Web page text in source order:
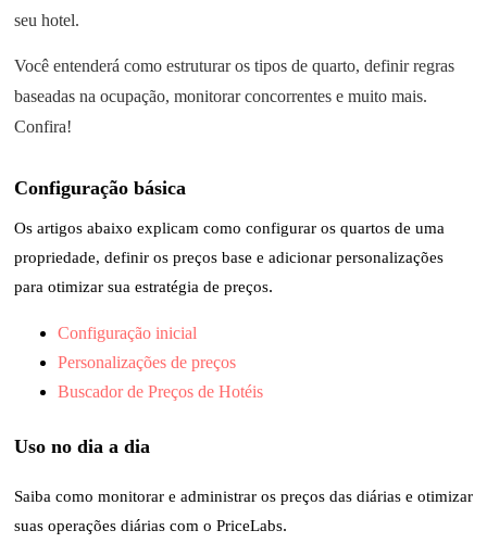
seu hotel.
Você entenderá como estruturar os tipos de quarto, definir regras
baseadas na ocupação, monitorar concorrentes e muito mais.
Confira!
Configuração básica
Os artigos abaixo explicam como configurar os quartos de uma
propriedade, definir os preços base e adicionar personalizações
para otimizar sua estratégia de preços.
Configuração inicial
Personalizações de preços
Buscador de Preços de Hotéis
Uso no dia a dia
Saiba como monitorar e administrar os preços das diárias e otimizar
suas operações diárias com o PriceLabs.